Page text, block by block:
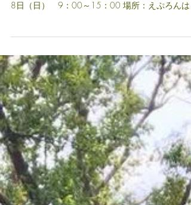
ブックカフェ号『そらまMEN』お披露目会のお知
8日（日） 9：00～15：00 場所：えぷろんは
定しているイベントスケジュールは以下の通りで
す。...